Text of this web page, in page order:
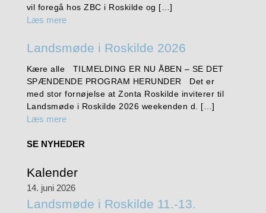
vil foregå hos ZBC i Roskilde og […]
Læs mere
Landsmøde i Roskilde 2026
Kære alle TILMELDING ER NU ÅBEN – SE DET
SPÆNDENDE PROGRAM HERUNDER Det er
med stor fornøjelse at Zonta Roskilde inviterer til
Landsmøde i Roskilde 2026 weekenden d. […]
Læs mere
SE NYHEDER
Kalender
14. juni 2026
Landsmøde i Roskilde 11.-13.